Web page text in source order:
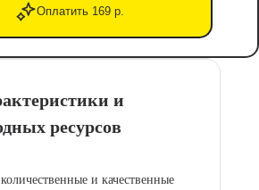
Оплатить 169 р.
и
ресурсов
и качественные